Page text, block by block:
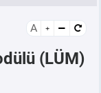
A
(LÜM)